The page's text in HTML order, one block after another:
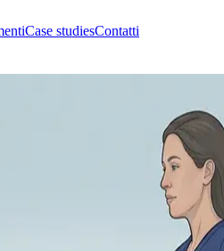
Case studiesContatti